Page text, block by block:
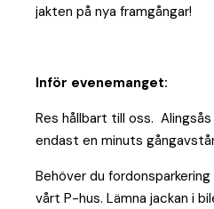
jakten på nya framgångar!
Inför evenemanget:
Res hållbart till oss.
endast en minuts
Behöver du
vårt P-hus. Lämna jackan i